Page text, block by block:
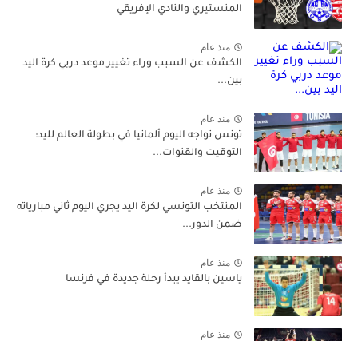
المنستيري والنادي الإفريقي
منذ عام
الكشف عن السبب وراء تغيير موعد دربي كرة اليد
بين...
منذ عام
تونس تواجه اليوم ألمانيا في بطولة العالم لليد:
التوقيت والقنوات...
منذ عام
المنتخب التونسي لكرة اليد يجري اليوم ثاني مبارياته
ضمن الدور...
منذ عام
ياسين بالقايد يبدأ رحلة جديدة في فرنسا
منذ عام